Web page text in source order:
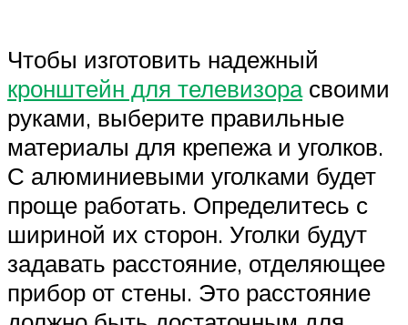
Чтобы изготовить надежный
кронштейн для телевизорасвоими
руками, выберите правильные
материалы для крепежа и уголков.
С алюминиевыми уголками будет
проще работать. Определитесь с
шириной их сторон. Уголки будут
задавать расстояние, отделяющее
прибор от стены. Это расстояние